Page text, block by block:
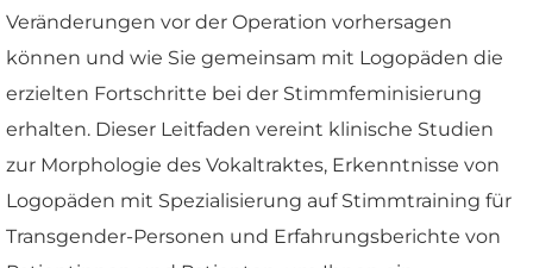
Veränderungen vor der Operation vorhersagen
können und wie Sie gemeinsam mit Logopäden die
erzielten Fortschritte bei der Stimmfeminisierung
erhalten. Dieser Leitfaden vereint klinische Studien
zur Morphologie des Vokaltraktes, Erkenntnisse von
Logopäden mit Spezialisierung auf Stimmtraining für
Transgender-Personen und Erfahrungsberichte von